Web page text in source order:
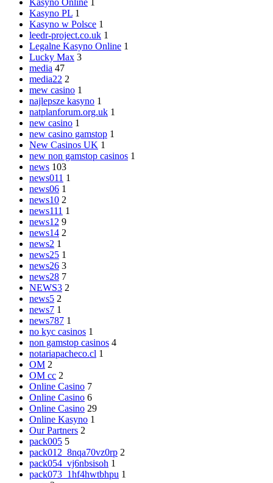
Kasyno Online 1
Kasyno PL 1
Kasyno w Polsce 1
leedr-project.co.uk 1
Legalne Kasyno Online 1
Lucky Max 3
media 47
media22 2
mew casino 1
najlepsze kasyno 1
natplanforum.org.uk 1
new casino 1
new casino gamstop 1
New Casinos UK 1
new non gamstop casinos 1
news 103
news011 1
news06 1
news10 2
news111 1
news12 9
news14 2
news2 1
news25 1
news26 3
news28 7
NEWS3 2
news5 2
news7 1
news787 1
no kyc casinos 1
non gamstop casinos 4
notariapacheco.cl 1
OM 2
OM cc 2
Online Casino 7
Online Casino 6
Online Casino 29
Online Kasyno 1
Our Partners 2
pack005 5
pack012_8nqa70vz0rp 2
pack054_vj6nbsisoh 1
pack073_1hf4hwtbhpu 1